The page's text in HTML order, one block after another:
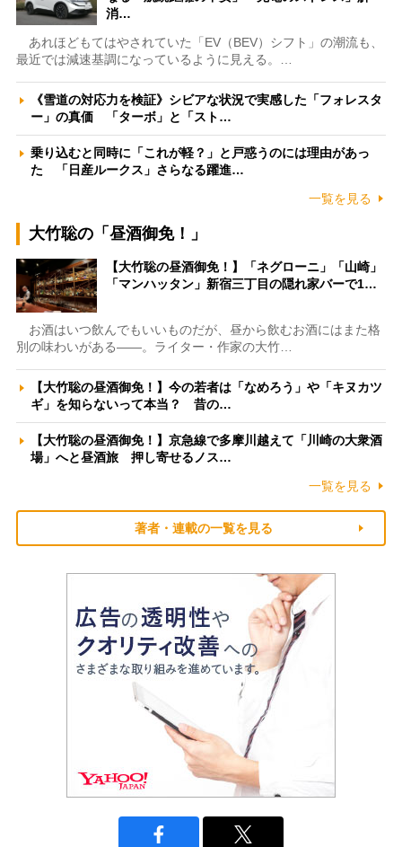
消…
あれほどもてはやされていた「EV（BEV）シフト」の潮流も、
最近では減速基調になっているように見える。…
《雪道の対応力を検証》シビアな状況で実感した「フォレスタ
ー」の真価 「ターボ」と「スト…
乗り込むと同時に「これが軽？」と戸惑うのには理由があっ
た 「日産ルークス」さらなる躍進…
一覧を見る
大竹聡の「昼酒御免！」
【大竹聡の昼酒御免！】「ネグローニ」「山崎」
「マンハッタン」新宿三丁目の隠れ家バーで1…
お酒はいつ飲んでもいいものだが、昼から飲むお酒にはまた格
別の味わいがある――。ライター・作家の大竹…
【大竹聡の昼酒御免！】今の若者は「なめろう」や「キヌカツ
ギ」を知らないって本当？ 昔の…
【大竹聡の昼酒御免！】京急線で多摩川越えて「川崎の大衆酒
場」へと昼酒旅 押し寄せるノス…
一覧を見る
著者・連載の一覧を見る